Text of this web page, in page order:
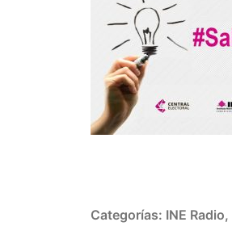
Categorías: INE Radio,